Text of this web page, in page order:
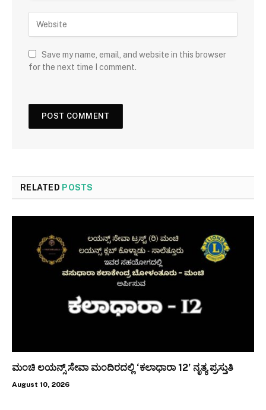
Save my name, email, and website in this browser
for the next time I comment.
RELATED POSTS
ಮಂಚಿ ಲಯನ್ಸ್ ಸೇವಾ ಮಂದಿರದಲ್ಲಿ ‘ಕಲಾಧಾರಾ 12’ ನೃತ್ಯ ಪ್ರಸ್ತುತಿ
August 10, 2026